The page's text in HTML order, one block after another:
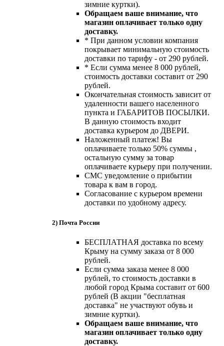
зимние куртки).
Обращаем ваше внимание, что
магазин оплачивает только одну
доставку.
* При данном условии компания
покрывает минимальную стоимость
доставки по тарифу - от 290 рублей.
* Если сумма менее 8 000 рублей,
стоимость доставки составит от 290
рублей.
Окончательная стоимость зависит от
удаленности вашего населенного
пункта и ГАБАРИТОВ ПОСЫЛКИ.
В данную стоимость входит
доставка курьером до ДВЕРИ.
Наложенный платеж! Вы
оплачиваете только 50% суммы ,
остальную сумму за товар
оплачиваете курьеру при получении.
СМС уведомление о прибытии
товара к вам в город.
Согласование с курьером времени
доставки по удобному адресу.
2) Почта России
БЕСПЛАТНАЯ доставка по всему
Крыму на сумму заказа от 8 000
рублей.
Если сумма заказа менее 8 000
рублей, то стоимость доставки в
любой город Крыма составит от 600
рублей (В акции "бесплатная
доставка" не участвуют обувь и
зимние куртки).
Обращаем ваше внимание, что
магазин оплачивает только одну
доставку.